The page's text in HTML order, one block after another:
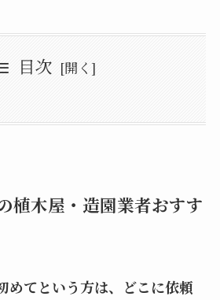
目次
植木屋・造園業者おすす
めてという方は、どこに依頼